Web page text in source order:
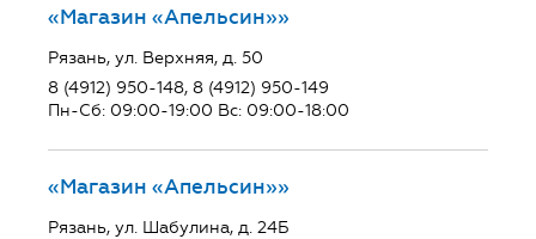
«Магазин «Апельсин»»
Рязань, ул. Верхняя, д. 50
8 (4912) 950-148, 8 (4912) 950-149
Пн-Сб: 09:00-19:00 Вс: 09:00-18:00
«Магазин «Апельсин»»
Рязань, ул. Шабулина, д. 24Б